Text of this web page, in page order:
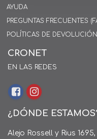
AYUDA
PREGUNTAS FRECUENTES
POLÍTICAS DE DEVOLUCIÓN
CRONET
EN LAS REDES
¿DÓNDE
Alejo Rossell y Rius